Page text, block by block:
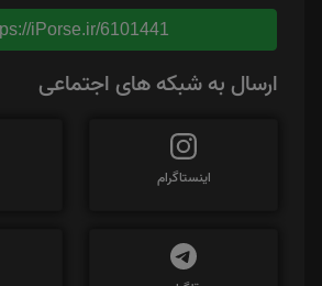
iPorse.ir/6101441
ارسال به شبکه های اجتماعی
اینستاگرام